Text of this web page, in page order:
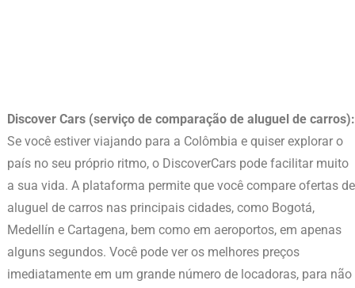
Discover Cars (serviço de comparação de aluguel de carros):
Se você estiver viajando para a Colômbia e quiser explorar o
país no seu próprio ritmo, o DiscoverCars pode facilitar muito
a sua vida. A plataforma permite que você compare ofertas de
aluguel de carros nas principais cidades, como Bogotá,
Medellín e Cartagena, bem como em aeroportos, em apenas
alguns segundos. Você pode ver os melhores preços
imediatamente em um grande número de locadoras, para não